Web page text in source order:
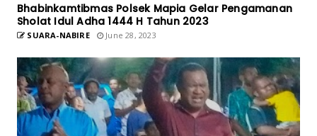
Bhabinkamtibmas Polsek Mapia Gelar Pengamanan
Sholat Idul Adha 1444 H Tahun 2023
SUARA-NABIRE June 28, 2023